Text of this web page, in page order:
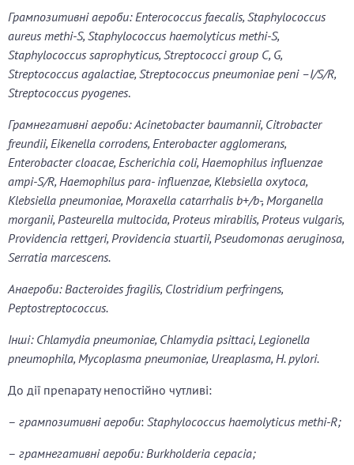
Грампозитивні аероби: Enterococcus faecalis, Staphylococcus
aureus methi-S, Staphylococcus haemolyticus methi-S,
Staphylococcus saprophyticus, Streptococci group C, G,
Streptococcus agalactiae, Streptococcus pneumoniae peni –I/S/R,
Streptococcus pyogenes.
Грамнегативні аероби: Acinetobacter baumannii, Citrobacter
freundii, Eikenella corrodens, Enterobacter agglomerans,
Enterobacter cloacae, Escherichia coli, Haemophilus influenzae
ampi-S/R, Haemophilus para- influenzae, Klebsiella oxytoca,
Klebsiella pneumoniae, Moraxella catarrhalis b+/b-, Morganella
morganii, Pasteurella multocida, Proteus mirabilis, Proteus vulgaris,
Providencia rettgeri, Providencia stuartii, Pseudomonas aeruginosa,
Serratia marcescens.
Анаероби: Bacteroides fragilis, Clostridium perfringens,
Peptostreptococcus.
Інші: Chlamydia pneumoniae, Chlamydia psittaci, Legionella
pneumophila, Mycoplasma pneumoniae, Ureaplasma, H. pylori.
До дії препарату непостійно чутливі:
– грампозитивні аероби: Staphylococcus haemolyticus methi-R;
– грамнегативні аероби: Burkholderia cepacia;